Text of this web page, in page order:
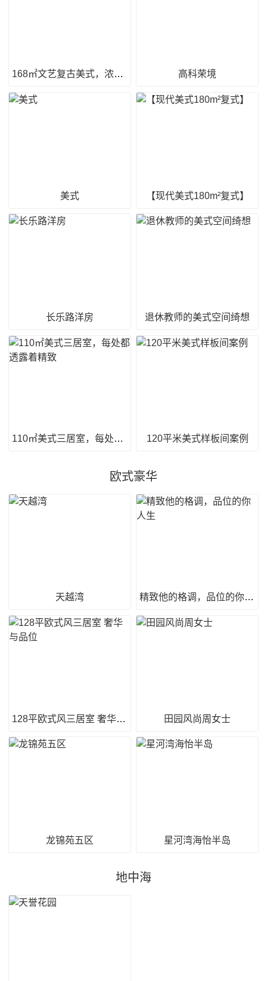
168㎡文艺复古美式，浓郁的美式风情！ 高科荣境
美式 【现代美式180m²复式】
长乐路洋房 退休教师的美式空间绮想
110㎡美式三居室，每处都透露着精致 120平米美式样板间案例
欧式豪华
天越湾 精致他的格调，品位的你人生
128平欧式风三居室 奢华与品位 田园风尚周女士
龙锦苑五区 星河湾海怡半岛
地中海